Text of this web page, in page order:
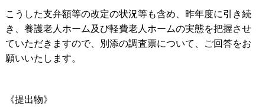
こうした支弁額等の改定の状況等も含め、昨年度に引き続
き、養護老人ホーム及び軽費老人ホームの実態を把握させ
ていただきますので、別添の調査票について、ご回答をお
願いいたします。
《提出物》